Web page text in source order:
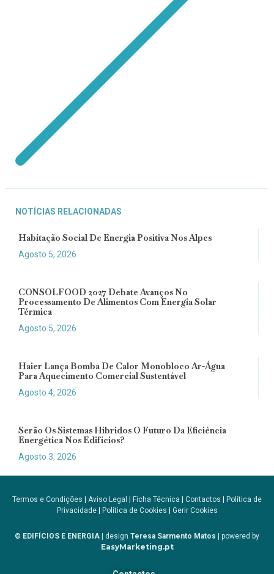
NOTÍCIAS RELACIONADAS
Habitação Social De Energia Positiva Nos Alpes
Agosto 5, 2026
CONSOLFOOD 2027 Debate Avanços No
Processamento De Alimentos Com Energia Solar
Térmica
Agosto 5, 2026
Haier Lança Bomba De Calor Monobloco Ar-Água
Para Aquecimento Comercial Sustentável
Agosto 4, 2026
Serão Os Sistemas Híbridos O Futuro Da Eficiência
Energética Nos Edifícios?
Agosto 3, 2026
Termos e Condições Aviso Legal Ficha Técnica Contactos
Política de
Privacidade| Política de Cookies Gerir Cookies
© EDIFÍCIOS E ENERGIA | design Teresa Sarmento Matos | powered by
EasyMarketing.pt